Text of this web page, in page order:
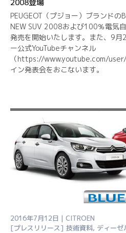
2008登場
PEUGEOT（プジョー）ブランドの
NEW SUV 2008および100％電気
発売を開始いたします。また、9
ー公式YouTubeチャンネル
（https://www.youtube.com/
イン発表会をおこないます。
2016年7月12日 | CITROEN
[プレスリリース] 技術資料, ディーゼ